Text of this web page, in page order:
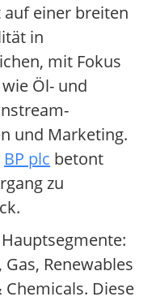
einer breiten
in
mit Fokus
Öl- und
und Marketing.
BP plc betont
zu
Renewables
Diese